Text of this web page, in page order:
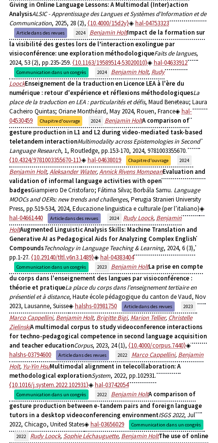
Giving in Online Language Lessons: A Multimodal (Inter)action
AnalysisALSIC - Apprentissage des Langues et Systèmes d'Information et de
Communication, 2025, 28 (2), ⟨10.4000/15d2y⟩ hal-04753323
Article dans des revues 2024 Benjamin HoltImpact de la formation sur
la visibilité des gestes lors de l’interaction exolingue par
visioconférence: une exploration méthodologiqueFaits de langues,
2024, 53 (2), pp.235-259. ⟨10.1163/19589514-53020010⟩ hal-04633912
Communication dans un congrès 2024 Benjamin Holt, Rudy
LoockEnseignement de la traduction en Licence LEA à l'ère du
numérique : retour d'expérience et réflexions méthodologiquesLa
place de la traduction en LEA : particularités et défis, Maud Beneteau; Laura
Cacheiro Quintas; Oriane Monthéard, May 2024, Rouen, France
hal-
04530459
Chapitre d'ouvrage 2024 Benjamin HoltA comparison of
gesture production in L1 and L2 during video-mediated task-based
teletandem interactionMultimodality across Epistemologies in Second
Language Research, 1, Routledge, pp.153-170, 2024, 9781003355670.
⟨10.4324/9781003355670-11⟩
hal-04638019 Chapitre d'ouvrage 2024
Benjamin Holt,Aleksander Wiater,Annick Rivens MompeanEvaluation and
validation of informal language activities with open
badgesGiampiero De Cristofaro; Fátima Silva; Borbála Samu. Language
MOOCs and OERs: new trends and challenges, Perugia Stranieri University
Press, pp.519-534, 2024, Educazione linguistica e culturale (per l’italiano)
hal-04661440
Article dans des revues 2024 Rudy Loock, Benjamin
HoltAugmented Linguistic Analysis Skills: Machine Translation and
Generative AI as Pedagogical Aids for Analyzing Complex English
CompoundsTechnology in Language Teaching & Learning, 2024, 6 (3),
pp.1-27. ⟨10.29140/tltl.v6n3.1489⟩ hal-04383404
Communication dans un congrès 2023 Benjamin HoltLa prise en compte
du corps dans l'enseignement des langues par visioconférence :
théorie et pratiqueLa place du corps dans l'enseignement tertiaire en
présentiel et à distance, Haute école pédagogique du canton de Vaud, Nov
2023, Lausanne, Suisse
halshs-03981750 Article dans des revues 2023
Marco Cappellini, Benjamin Holt, Brigitte Bigi, Marion Tellier, Christelle
ZielinskiA multimodal corpus to study videoconference interactions
for techno-pedagogical competence in second language acquisition
and teacher educationCorpus, 2023, 24 (1), ⟨10.4000/corpus.7440⟩
halshs-03794600
Article dans des revues 2022 Marco Cappellini, Benjamin
Holt, Yu-Yin HsuMultimodal alignment in telecollaboration: A
methodological explorationSystem, 2022, pp.102931.
⟨10.1016/j.system.2022.102931⟩
hal-03742054
Communication dans un congrès 2022 Benjamin HoltA comparison of
gesture production between e-tandem pairs and foreign language
tutors in a desktop videoconferencing environmentISGS 2022, Jul
2022, Chicago, United States
hal-03656029
Communication dans un congrès
2022
Rudy Loock, Sophie Léchauguette, Benjamin HoltThe use of online